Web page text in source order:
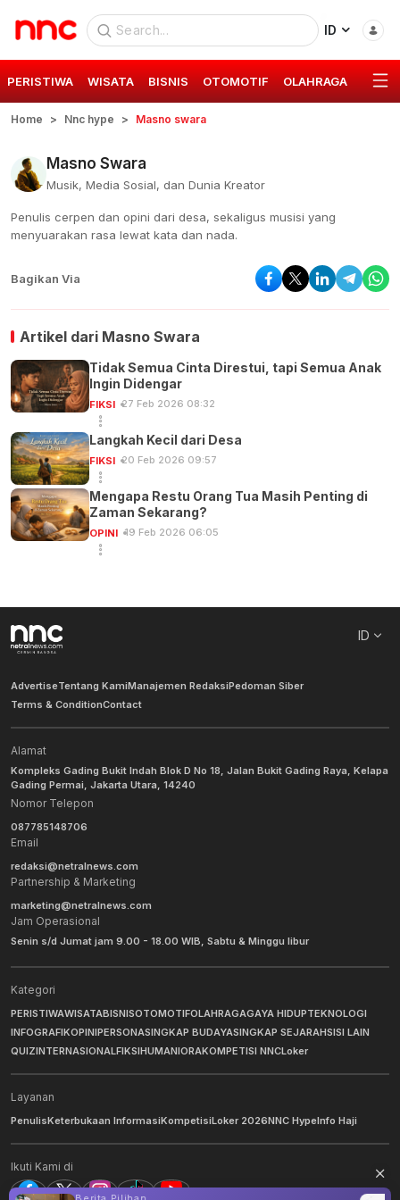
ID
PERISTIWA WISATA BISNIS OTOMOTIF OLAHRAGA GAYA
Home Nnc hype Masno swara
Masno Swara
Musik, Media Sosial, dan Dunia Kreator
Penulis cerpen dan opini dari desa, sekaligus musisi yang
menyuarakan rasa lewat kata dan nada.
Bagikan Via
Artikel dari Masno Swara
Tidak Semua Cinta Direstui, tapi Semua Anak
Ingin Didengar
FIKSI 27 Feb 2026 08:32
Langkah Kecil dari Desa
FIKSI 20 Feb 2026 09:57
Mengapa Restu Orang Tua Masih Penting di
Zaman Sekarang?
OPINI 19 Feb 2026 06:05
ID
AdvertiseTentang KamiManajemen RedaksiPedoman Siber
Terms & ConditionContact
Alamat
Kompleks Gading Bukit Indah Blok D No 18, Jalan Bukit Gading Raya, Kelapa
Gading Permai, Jakarta Utara, 14240
Nomor Telepon
087785148706
Email
redaksi@netralnews.com
Partnership & Marketing
marketing@netralnews.com
Jam Operasional
Senin s/d Jumat jam 9.00 - 18.00 WIB, Sabtu & Minggu libur
Kategori
PERISTIWAWISATABISNISOTOMOTIFOLAHRAGAGAYA HIDUPTEKNOLOGI
INFOGRAFIKOPINIPERSONASINGKAP BUDAYASINGKAP SEJARAHSISI LAIN
QUIZINTERNASIONALFIKSIHUMANIORAKOMPETISI NNCLoker
Layanan
PenulisKeterbukaan InformasiKompetisiLoker 2026NNC HypeInfo Haji
Ikuti Kami di